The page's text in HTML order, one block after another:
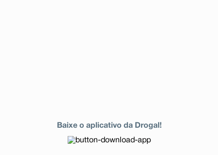
Baixe o aplicativo da Drogal!